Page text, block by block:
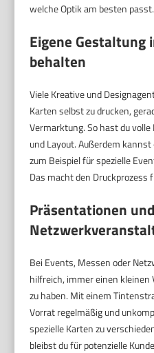
welche Optik am besten passt.
Eigene Gestaltung
behalten
Viele Kreative und
Karten selbst zu drucken,
Vermarktung. So hast du
und Layout. Außerdem
zum Beispiel für spezielle
Das macht den Druckprozess
Präsentationen und
Bei Events, Messen oder
hilfreich, immer einen
zu haben. Mit einem
Vorrat regelmäßig und
spezielle Karten zu
bleibst du für potenzielle